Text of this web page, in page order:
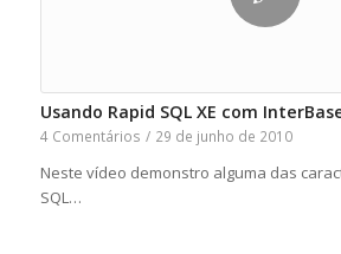
Usando Rapid SQL XE com
4 Comentários / 29 de junho de 2010
Neste vídeo demonstro alguma das
SQL…